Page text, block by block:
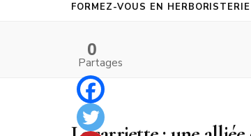
FORMEZ-VOUS EN HERBORISTERIE
0
Partages